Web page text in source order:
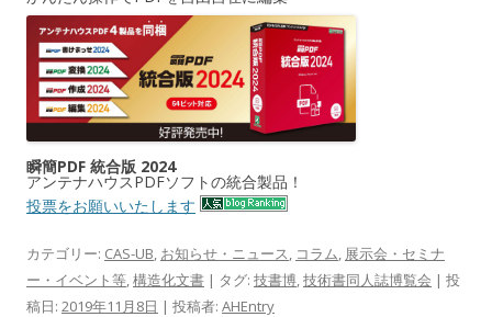
瞬簡PDF 統合版 2024
アンテナハウスPDFソフトの統合製品！
投票をお願いいたします
カテゴリー: CAS-UB, お知らせ・ニュース, コラム, 展示会・セミナ
ー・イベント等,構造化文書 | タグ: 技書博,技術書同人誌博覧会 | 投
稿日: 2019年11月8日 | 投稿者: AHEntry